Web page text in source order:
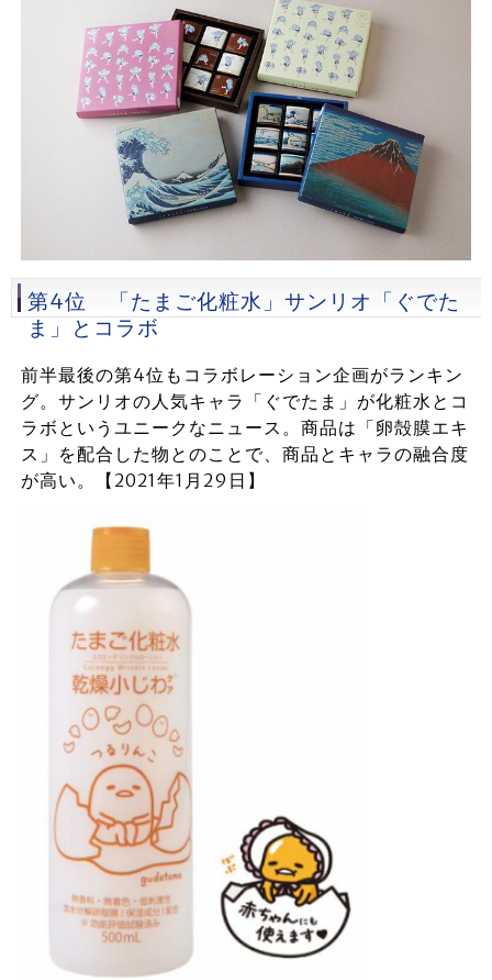
第4位 「たまご化粧水」サンリオ「ぐでた
ま」とコラボ
前半最後の第4位もコラボレーション企画がランキン
グ。サンリオの人気キャラ「ぐでたま」が化粧水とコ
ラボというユニークなニュース。商品は「卵殻膜エキ
ス」を配合した物とのことで、商品とキャラの融合度
が高い。【2021年1月29日】